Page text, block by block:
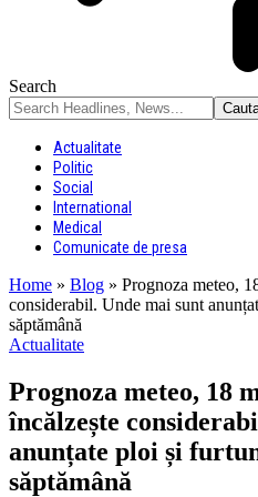
Search
Actualitate
Politic
Social
International
Medical
Comunicate de presa
Home » Blog » Prognoza meteo,
considerabil. Unde mai sunt
săptămână
Actualitate
Prognoza meteo, 18
încălzește
anunțate ploi și
săptămână